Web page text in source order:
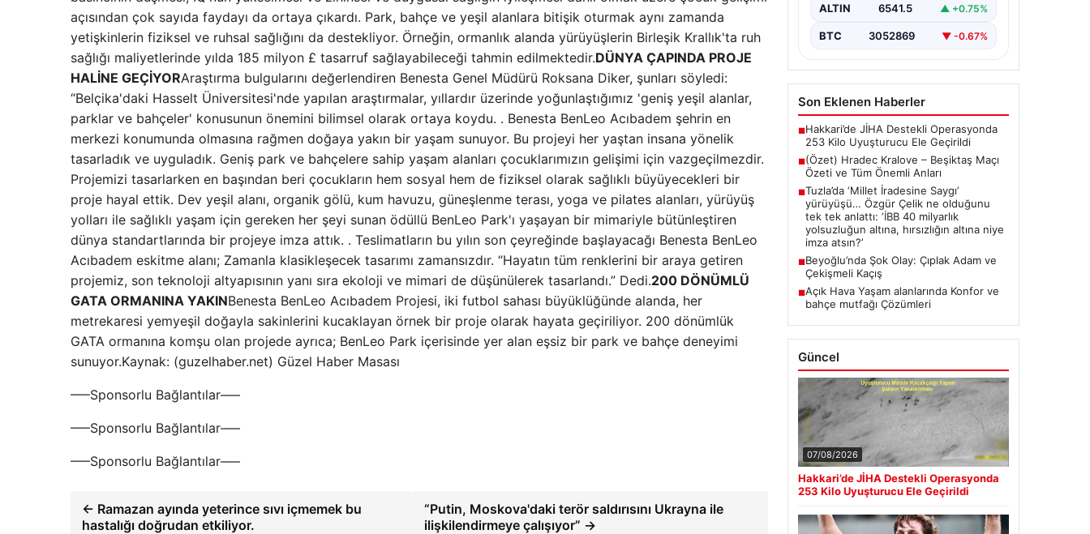
açısından çok sayıda faydayı da ortaya çıkardı. Park, bahçe ve yeşil alanlara bitişik oturmak aynı zamanda
yetişkinlerin fiziksel ve ruhsal sağlığını da destekliyor. Örneğin, ormanlık alanda yürüyüşlerin Birleşik Krallık'ta ruh
sağlığı maliyetlerinde yılda 185 milyon £ tasarruf sağlayabileceği tahmin edilmektedir.DÜNYA ÇAPINDA PROJE
HALİNE GEÇİYORAraştırma bulgularını değerlendiren Benesta Genel Müdürü Roksana Diker, şunları söyledi:
“Belçika'daki Hasselt Üniversitesi'nde yapılan araştırmalar, yıllardır üzerinde yoğunlaştığımız 'geniş yeşil alanlar,
parklar ve bahçeler' konusunun önemini bilimsel olarak ortaya koydu. . Benesta BenLeo Acıbadem şehrin en
merkezi konumunda olmasına rağmen doğaya yakın bir yaşam sunuyor. Bu projeyi her yaştan insana yönelik
tasarladık ve uyguladık. Geniş park ve bahçelere sahip yaşam alanları çocuklarımızın gelişimi için vazgeçilmezdir.
Projemizi tasarlarken en başından beri çocukların hem sosyal hem de fiziksel olarak sağlıklı büyüyecekleri bir
proje hayal ettik. Dev yeşil alanı, organik gölü, kum havuzu, güneşlenme terası, yoga ve pilates alanları, yürüyüş
yolları ile sağlıklı yaşam için gereken her şeyi sunan ödüllü BenLeo Park'ı yaşayan bir mimariyle bütünleştiren
dünya standartlarında bir projeye imza attık. . Teslimatların bu yılın son çeyreğinde başlayacağı Benesta BenLeo
Acıbadem eskitme alanı; Zamanla klasikleşecek tasarımı zamansızdır. “Hayatın tüm renklerini bir araya getiren
projemiz, son teknoloji altyapısının yanı sıra ekoloji ve mimari de düşünülerek tasarlandı.” Dedi.200 DÖNÜMLÜ
GATA ORMANINA YAKINBenesta BenLeo Acıbadem Projesi, iki futbol sahası büyüklüğünde alanda, her
metrekaresi yemyeşil doğayla sakinlerini kucaklayan örnek bir proje olarak hayata geçiriliyor. 200 dönümlük
GATA ormanına komşu olan projede ayrıca; BenLeo Park içerisinde yer alan eşsiz bir park ve bahçe deneyimi
sunuyor.Kaynak: (guzelhaber.net) Güzel Haber Masası
—–Sponsorlu Bağlantılar—–
—–Sponsorlu Bağlantılar—–
—–Sponsorlu Bağlantılar—–
← Ramazan ayında yeterince sıvı içmemek bu
hastalığı doğrudan etkiliyor.
“Putin, Moskova'daki terör saldırısını Ukrayna ile
ilişkilendirmeye çalışıyor” →
ALTIN 6541.5 ▲ +0.75%
BTC 3052869 ▼ -0.67%
Son Eklenen Haberler
■Hakkari’de JİHA Destekli Operasyonda
253 Kilo Uyuşturucu Ele Geçirildi
■(Özet) Hradec Kralove – Beşiktaş Maçı
Özeti ve Tüm Önemli Anları
■Tuzla’da ‘Millet İradesine Saygı’
yürüyüşü… Özgür Çelik ne olduğunu
tek tek anlattı: ‘İBB 40 milyarlık
yolsuzluğun altına, hırsızlığın altına niye
imza atsın?’
■Beyoğlu’nda Şok Olay: Çıplak Adam ve
Çekişmeli Kaçış
■Açık Hava Yaşam alanlarında Konfor ve
bahçe mutfağı Çözümleri
Güncel
07/08/2026
Hakkari’de JİHA Destekli Operasyonda
253 Kilo Uyuşturucu Ele Geçirildi